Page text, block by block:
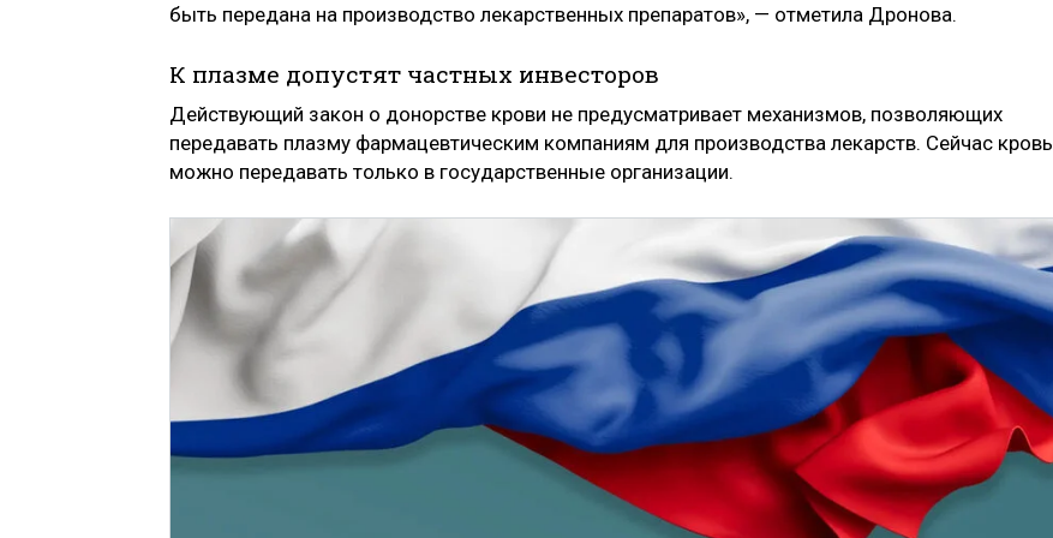
быть передана на производство лекарственных препаратов», — отметила Дронова.
К плазме допустят частных инвесторов
Действующий закон о донорстве крови не предусматривает механизмов, позволяющих
передавать плазму фармацевтическим компаниям для производства лекарств. Сейчас кровь
можно передавать только в государственные организации.